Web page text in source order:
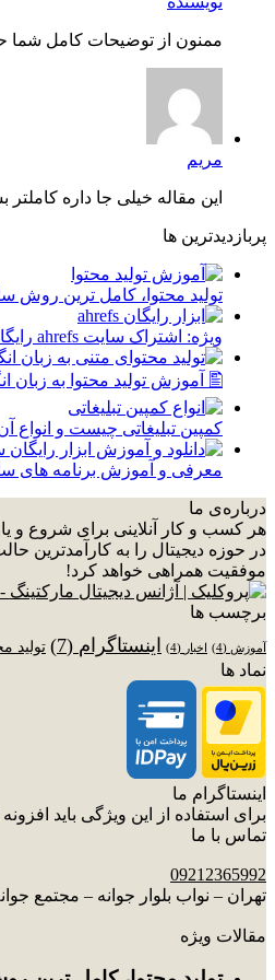
ممنون از توضیحات کامل شما
مریم
این مقاله خیلی جا داره
پربازدیدترین ها
توليد محتوا، کامل ترین روش سال
ویژه: اشتراک سایت ahrefs رایگان شد
🖺 آموزش تولید محتوا به زبان
کمپین تبلیغاتی چیست و انواع
معرفی و آموزش برنامه های
درباره‌ی ما
هر کسب و کار آنلاینی برای شروع و
در حوزه دیجیتال را به کارآمدترین
موفقیت همراهی خواهد کرد!
برچسب ها
آموزش (4) اخبار (4) اینستاگرام (7) تولید
نماد ها
اینستاگرام ما
برای استفاده از این ویژگی باید افزونه
تماس با ما
09212365992
تهران – نواب بلوار جوانه – مجتمع
مقالات ویژه